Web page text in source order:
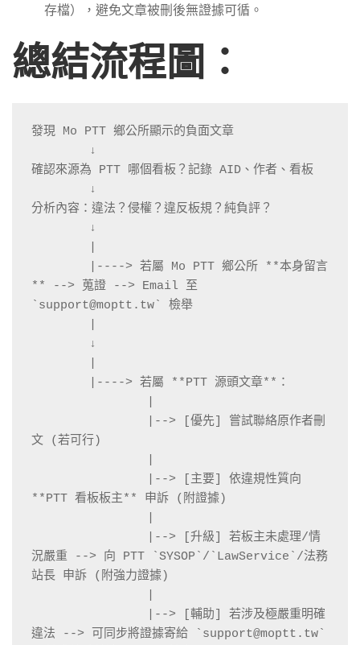
存檔），避免文章被刪後無證據可循。
總結流程圖：
發現 Mo PTT 鄉公所顯示的負面文章
確認來源為 PTT 哪個看板？記錄 AID、作者、看板
分析內容：違法？侵權？違反板規？純負評？
** --> 蒐證 --> Email 至
`support@moptt.tw` 檢舉
文 (若可行)
**PTT 看板板主** 申訴 (附證據)
況嚴重 --> 向 PTT `SYSOP`/`LawService`/法務
站長 申訴 (附強力證據)
違法 --> 可同步將證據寄給 `support@moptt.tw`